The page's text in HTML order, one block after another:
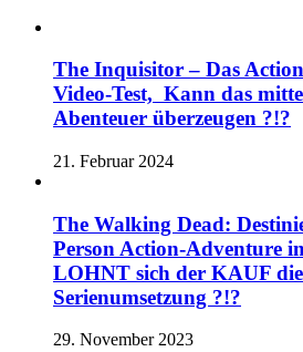
The Inquisitor – Das
Video-Test, Kann das
Abenteuer überzeugen ?!?
21. Februar 2024
The Walking Dead:
Person Action-Adventure
LOHNT sich der KAUF
Serienumsetzung ?!?
29. November 2023